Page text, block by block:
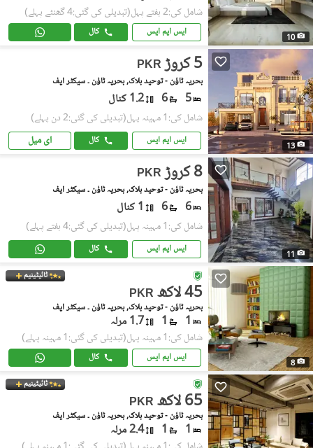
10
شامل کی:2 ہفتے پہل (تبدیلی کی گئی:4 گھنٹے پہلے)
ایس ایم ایس کال
13
PKR 5 کروڑ
بحریہ ٹاؤن - توحید بلاک, بحریہ ٹاؤن ۔ سیکٹر ایف
5
6 1.2 کنال
شامل کی:1 مہینہ پہل (تبدیلی کی گئی:2 دن پہلے)
ایس ایم ایس کال ای میل
11
PKR 8 کروڑ
بحریہ ٹاؤن - توحید بلاک, بحریہ ٹاؤن ۔ سیکٹر ایف
6
6 1 کنال
شامل کی:1 مہینہ پہل (تبدیلی کی گئی:4 ہفتے پہلے)
ایس ایم ایس کال
8
ٹائیٹینیم
PKR 45 لاکھ
بحریہ ٹاؤن - توحید بلاک, بحریہ ٹاؤن ۔ سیکٹر ایف
1
1 1.7 مرلہ
شامل کی:1 مہینہ پہل (تبدیلی کی گئی:1 مہینہ پہلے)
ایس ایم ایس کال
ٹائیٹینیم
PKR 65 لاکھ
بحریہ ٹاؤن - توحید بلاک, بحریہ ٹاؤن ۔ سیکٹر ایف
1
1 2.4 مرلہ